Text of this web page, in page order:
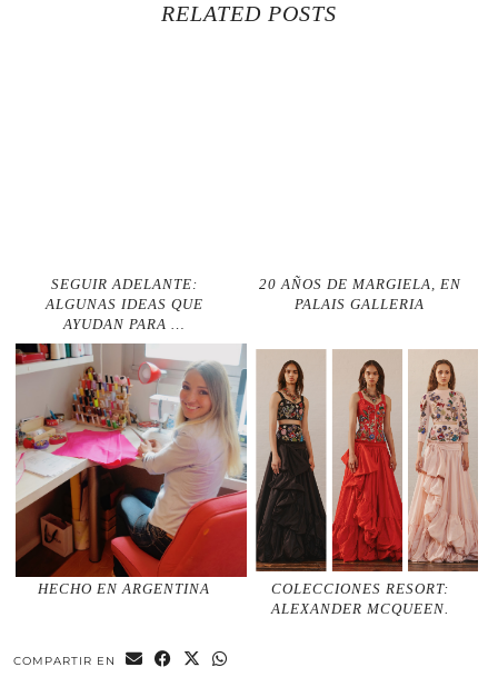
RELATED POSTS
SEGUIR ADELANTE:
ALGUNAS IDEAS QUE
AYUDAN PARA …
20 AÑOS DE MARGIELA, EN
PALAIS GALLERIA
HECHO EN ARGENTINA
COLECCIONES RESORT:
ALEXANDER MCQUEEN.
COMPARTIR EN